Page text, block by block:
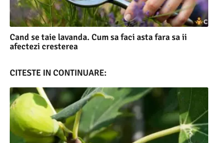
Cand se taie lavanda. Cum sa faci asta fara sa ii
afectezi cresterea
CITESTE IN CONTINUARE: